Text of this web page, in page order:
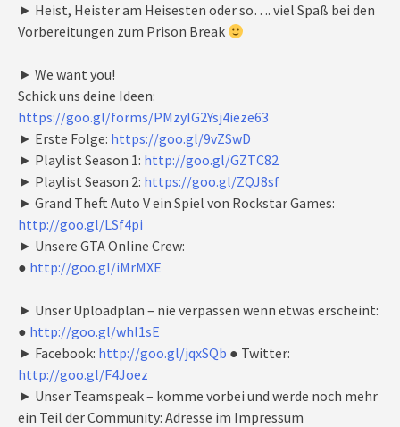
► Heist, Heister am Heisesten oder so…. viel Spaß bei den
Vorbereitungen zum Prison Break
► We want you!
Schick uns deine Ideen:
https://goo.gl/forms/PMzyIG2Ysj4ieze63
► Erste Folge: https://goo.gl/9vZSwD
► Playlist Season 1: http://goo.gl/GZTC82
► Playlist Season 2: https://goo.gl/ZQJ8sf
► Grand Theft Auto V ein Spiel von Rockstar Games:
http://goo.gl/LSf4pi
► Unsere GTA Online Crew:
● http://goo.gl/iMrMXE
► Unser Uploadplan – nie verpassen wenn etwas erscheint:
● http://goo.gl/whl1sE
► Facebook: http://goo.gl/jqxSQb ● Twitter:
http://goo.gl/F4Joez
► Unser Teamspeak – komme vorbei und werde noch mehr
ein Teil der Community: Adresse im Impressum